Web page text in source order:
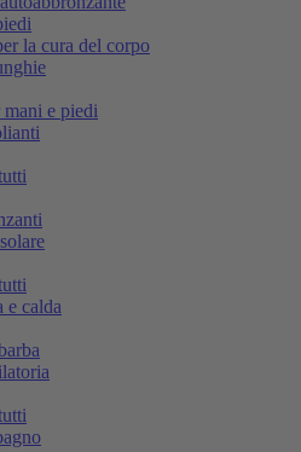
la cura del corpo
e piedi
e calda